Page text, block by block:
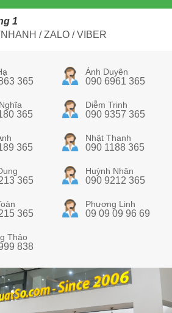
1
/ ZALO / VIBER
365
Ánh Duyên
090 6961 365
365
Diễm Trinh
090 9357 365
365
Nhật Thanh
090 1188 365
365
Huỳnh Nhân
090 9212 365
365
Phương Linh
09 09 09 96 69
Thảo
838